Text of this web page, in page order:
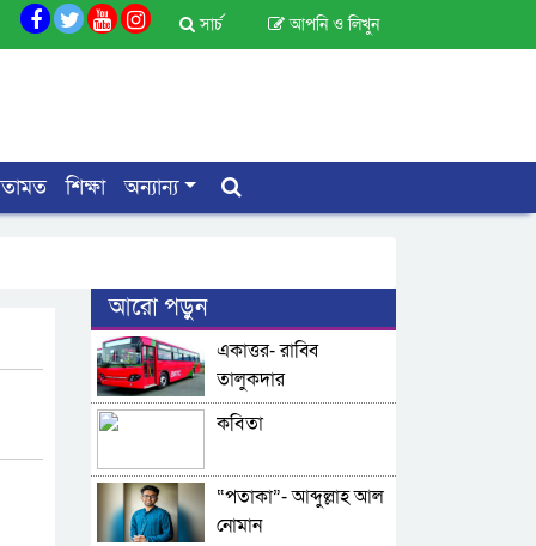
আপনি ও লিখুন
সার্চ
শিক্ষা অন্যান্য
আরো পড়ুন
একাত্তর- রাব্বি
তালুকদার
কবিতা
“পতাকা”- আব্দুল্লাহ আল
নোমান